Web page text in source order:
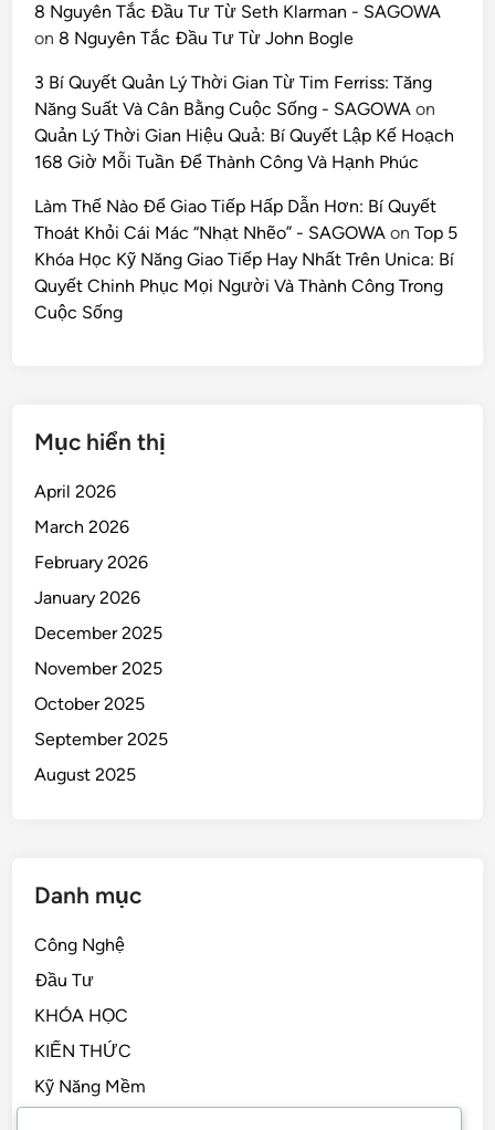
8 Nguyên Tắc Đầu Tư Từ Seth Klarman - SAGOWA
on 8 Nguyên Tắc Đầu Tư Từ John Bogle
3 Bí Quyết Quản Lý Thời Gian Từ Tim Ferriss: Tăng
Năng Suất Và Cân Bằng Cuộc Sống - SAGOWA on
Quản Lý Thời Gian Hiệu Quả: Bí Quyết Lập Kế Hoạch
168 Giờ Mỗi Tuần Để Thành Công Và Hạnh Phúc
Làm Thế Nào Để Giao Tiếp Hấp Dẫn Hơn: Bí Quyết
Thoát Khỏi Cái Mác “Nhạt Nhẽo” - SAGOWA onTop 5
Khóa Học Kỹ Năng Giao Tiếp Hay Nhất Trên Unica: Bí
Quyết Chinh Phục Mọi Người Và Thành Công Trong
Cuộc Sống
Mục hiển thị
April 2026
March 2026
February 2026
January 2026
December 2025
November 2025
October 2025
September 2025
August 2025
Danh mục
Công Nghệ
Đầu Tư
KHÓA HỌC
KIẾN THỨC
Kỹ Năng Mềm